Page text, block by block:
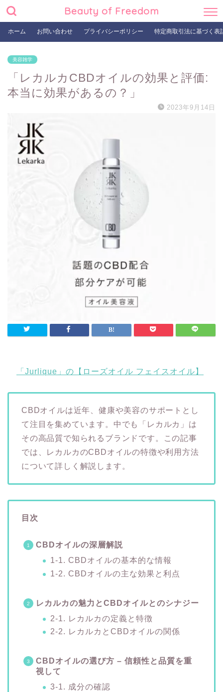
Beauty of Freedom
ホーム お問い合わせ プライバシーポリシー 特定商取引法に基づく表
美容雑学
「レカルカCBDオイルの効果と評価:
本当に効果があるの？」
2023年9月14日
「Jurlique」の【ローズオイル フェイスオイル】
CBDオイルは近年、健康や美容のサポートとし
て注目を集めています。中でも「レカルカ」は
その高品質で知られるブランドです。この記事
では、レカルカのCBDオイルの特徴や利用方法
について詳しく解説します。
目次
CBDオイルの深層解説
1-1. CBDオイルの基本的な情報
1-2. CBDオイルの主な効果と利点
レカルカの魅力とCBDオイルとのシナジー
2-1. レカルカの定義と特徴
2-2. レカルカとCBDオイルの関係
CBDオイルの選び方 – 信頼性と品質を重
視して
3-1. 成分の確認